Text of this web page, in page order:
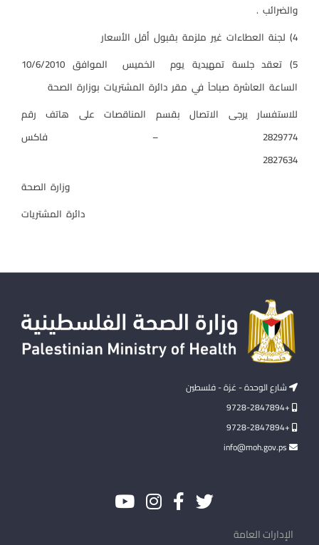
والضرائب .
4) لجنة العطاءات غير ملزمة بقبول أقل الأسعار
5) تعقد جلسة تمهيدية يوم
الخميس
الموافق 10/6/2010
الساعة العاشرة صباحاً في مقر دائرة المشتريات بوزارة الصحة
للاستفسار يرجى الاتصال بقسم المناقصات على هاتف رقم
2829774 – فاكس
2827634
وزارة الصحة
دائرة المشتريات
شارع الوحدة - غزة - فلسطين
+9728-2847894
+9728-2847894
الإدارات العامة